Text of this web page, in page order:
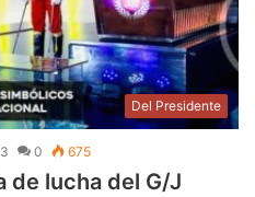
Del Presidente
0 675
de lucha del G/J